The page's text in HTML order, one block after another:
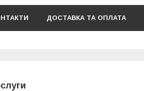
ДОСТАВКА ТА ОПЛАТА